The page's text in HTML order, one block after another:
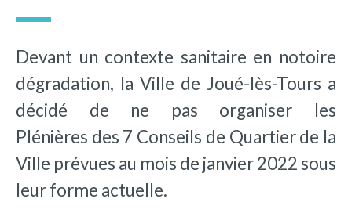
Devant un contexte sanitaire en notoire
dégradation, la Ville de Joué-lès-Tours a
décidé de ne pas organiser les
Plénières des 7 Conseils de Quartier de la
Ville prévues au mois de janvier 2022 sous
leur forme actuelle.